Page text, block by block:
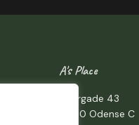
A's Place
Overgade 43
5000 Odense C